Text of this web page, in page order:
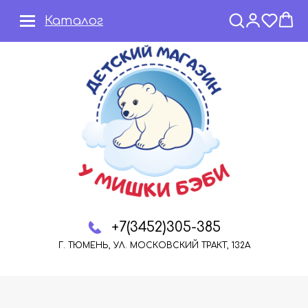
+7(3452)305-385
Г. ТЮМЕНЬ, УЛ. МОСКОВСКИЙ ТРАКТ, 132А
Каталог